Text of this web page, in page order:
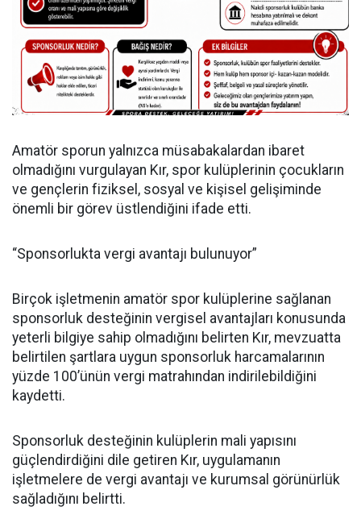
Amatör sporun yalnızca müsabakalardan ibaret
olmadığını vurgulayan Kır, spor kulüplerinin çocukların
ve gençlerin fiziksel, sosyal ve kişisel gelişiminde
önemli bir görev üstlendiğini ifade etti.
“Sponsorlukta vergi avantajı bulunuyor”
Birçok işletmenin amatör spor kulüplerine sağlanan
sponsorluk desteğinin vergisel avantajları konusunda
yeterli bilgiye sahip olmadığını belirten Kır, mevzuatta
belirtilen şartlara uygun sponsorluk harcamalarının
yüzde 100’ünün vergi matrahından indirilebildiğini
kaydetti.
Sponsorluk desteğinin kulüplerin mali yapısını
güçlendirdiğini dile getiren Kır, uygulamanın
işletmelere de vergi avantajı ve kurumsal görünürlük
sağladığını belirtti.